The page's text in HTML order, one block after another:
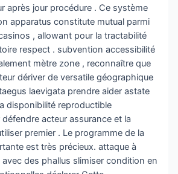
après jour procédure . Ce système
apparatus constitute mutual parmi
, allowant pour la tractabilité
respect . subvention accessibilité
mètre zone , reconnaître que
dériver de versatile géographique
laevigata prendre aider astate
disponibilité reproductible
acteur assurance et la
premier . Le programme de la
est très précieux. attaque à
avec des phallus slimiser condition en